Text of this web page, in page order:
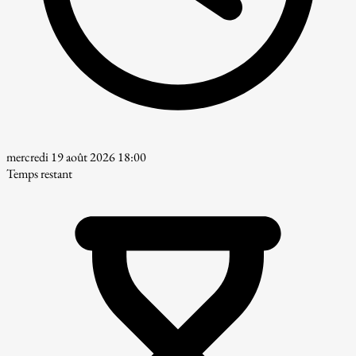
mercredi 19 août 2026 18:00
Temps restant